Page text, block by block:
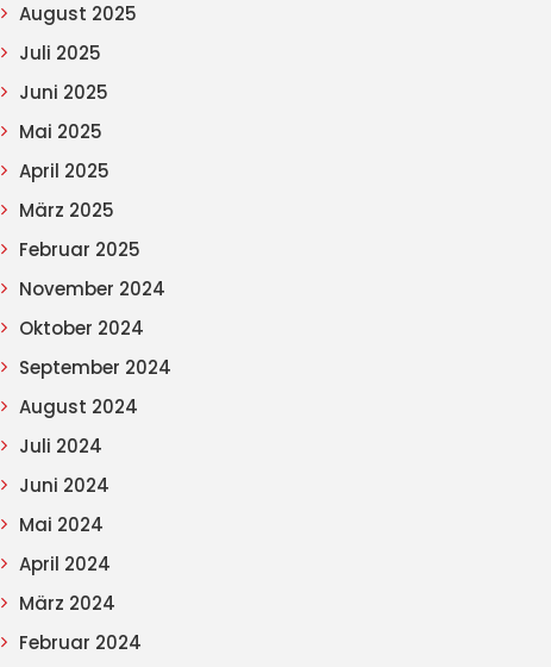
August 2025
Juli 2025
Juni 2025
Mai 2025
April 2025
März 2025
Februar 2025
November 2024
Oktober 2024
September 2024
August 2024
Juli 2024
Juni 2024
Mai 2024
April 2024
März 2024
Februar 2024